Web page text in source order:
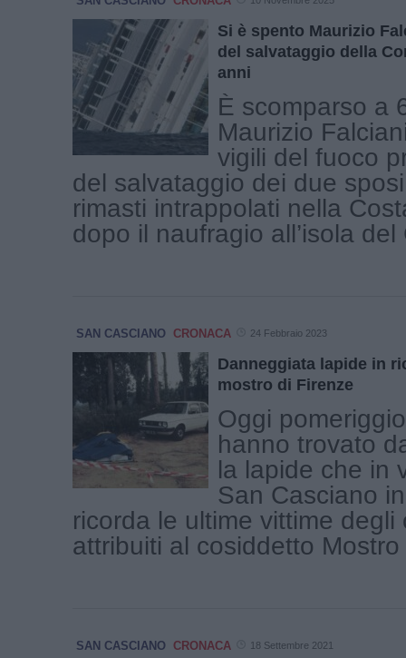
Si è spento Maurizio
del salvataggio della
anni
È scomparso a
Maurizio
vigili del fuoco
del salvataggio dei due
rimasti intrappolati nella
dopo il naufragio all’isola
SAN CASCIANO CRONACA 24 Febbraio 2023
Danneggiata lapide in
mostro di Firenze
Oggi
hanno trovato
la lapide che in
San Casciano
ricorda le ultime vittime degli
attribuiti al cosiddetto
SAN CASCIANO CRONACA 18 Settembre 2021